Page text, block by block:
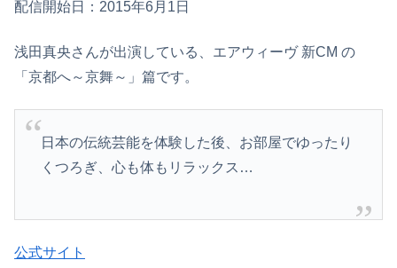
配信開始日：2015年6月1日
浅田真央さんが出演している、エアウィーヴ 新CM の
「京都へ～京舞～」篇です。
日本の伝統芸能を体験した後、お部屋でゆったり
くつろぎ、心も体もリラックス…
公式サイト